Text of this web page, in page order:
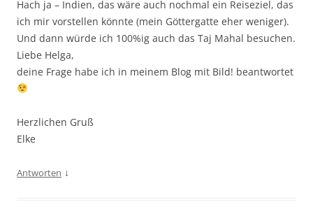
Hach ja – Indien, das wäre auch nochmal ein Reiseziel, das
ich mir vorstellen könnte (mein Göttergatte eher weniger).
Und dann würde ich 100%ig auch das Taj Mahal besuchen.
Liebe Helga,
deine Frage habe ich in meinem Blog mit Bild! beantwortet
Herzlichen Gruß
Elke
Antworten ↓